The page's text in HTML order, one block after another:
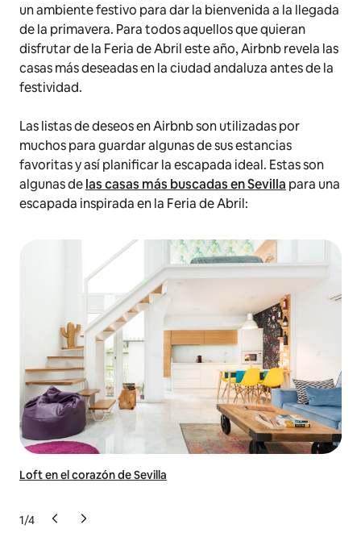
un ambiente festivo para dar la bienvenida a la llegada
de la primavera. Para todos aquellos que quieran
disfrutar de la Feria de Abril este año, Airbnb revela las
casas más deseadas en la ciudad andaluza antes de la
festividad.
Las listas de deseos en Airbnb son utilizadas por
muchos para guardar algunas de sus estancias
favoritas y así planificar la escapada ideal. Estas son
algunas delas casas más buscadas en Sevilla para una
escapada inspirada en la Feria de Abril:
Loft en el corazón de Sevilla
1/4